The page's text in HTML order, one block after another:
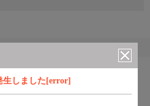
生しました[error]
組